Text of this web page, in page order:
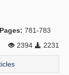
Pages: 781-783
2394
2231